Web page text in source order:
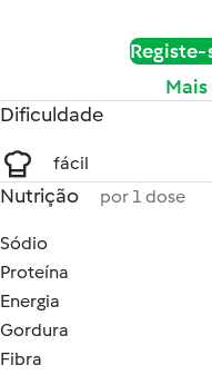
Dificuldade
fácil
Nutrição por 1 dose
Sódio
Proteína
Energia
Gordura
Fibra